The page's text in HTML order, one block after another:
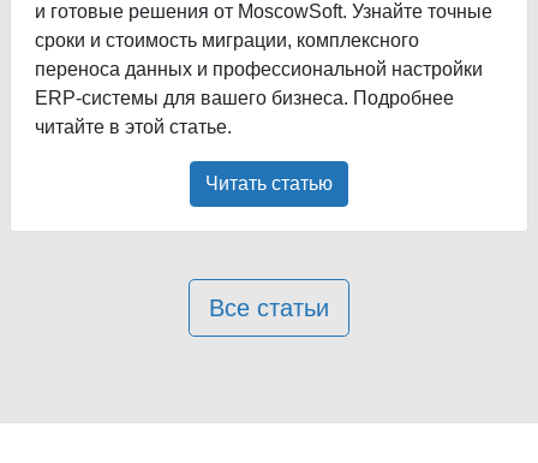
и готовые решения от MoscowSoft. Узнайте точные
сроки и стоимость миграции, комплексного
переноса данных и профессиональной настройки
ERP-системы для вашего бизнеса. Подробнее
читайте в этой статье.
Читать статью
Все статьи